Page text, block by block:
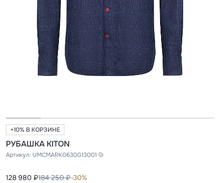
+10% В КОРЗИНЕ
РУБАШКА KITON
Артикул: UMCMARK0630G13001
128 980 ₽184 250 ₽-30%